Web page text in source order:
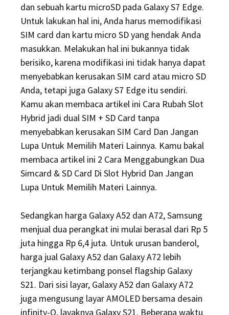
dan sebuah kartu microSD pada Galaxy S7 Edge.
Untuk lakukan hal ini, Anda harus memodifikasi
SIM card dan kartu micro SD yang hendak Anda
masukkan. Melakukan hal ini bukannya tidak
berisiko, karena modifikasi ini tidak hanya dapat
menyebabkan kerusakan SIM card atau micro SD
Anda, tetapi juga Galaxy S7 Edge itu sendiri.
Kamu akan membaca artikel ini Cara Rubah Slot
Hybrid jadi dual SIM + SD Card tanpa
menyebabkan kerusakan SIM Card Dan Jangan
Lupa Untuk Memilih Materi Lainnya. Kamu bakal
membaca artikel ini 2 Cara Menggabungkan Dua
Simcard & SD Card Di Slot Hybrid Dan Jangan
Lupa Untuk Memilih Materi Lainnya.
Sedangkan harga Galaxy A52 dan A72, Samsung
menjual dua perangkat ini mulai berasal dari Rp 5
juta hingga Rp 6,4 juta. Untuk urusan banderol,
harga jual Galaxy A52 dan Galaxy A72 lebih
terjangkau ketimbang ponsel flagship Galaxy
S21. Dari sisi layar, Galaxy A52 dan Galaxy A72
juga mengusung layar AMOLED bersama desain
infinity-O, layaknya Galaxy S21. Beberapa waktu